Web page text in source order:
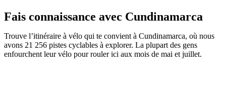
Fais connaissance avec Cundinamarca
Trouve l’itinéraire à vélo qui te convient à Cundinamarca, où nous
avons 21 256 pistes cyclables à explorer. La plupart des gens
enfourchent leur vélo pour rouler ici aux mois de mai et juillet.